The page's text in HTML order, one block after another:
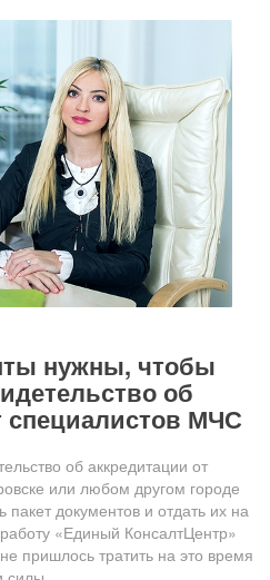
нужны, чтобы
об
специалистов МЧС
об аккредитации от
или любом другом городе
документов и отдать их на
«Единый КонсалтЦентр»
пришлось тратить на это время